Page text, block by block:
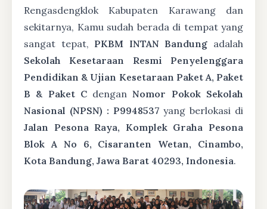
Rengasdengklok Kabupaten Karawang dan
sekitarnya, Kamu sudah berada di tempat yang
sangat tepat, PKBM INTAN Bandung adalah
Sekolah Kesetaraan Resmi Penyelenggara
Pendidikan & Ujian Kesetaraan Paket A, Paket
B & Paket CdenganNomor Pokok Sekolah
Nasional (NPSN) : P9948537 yang berlokasi di
Jalan Pesona Raya, Komplek Graha Pesona
Blok A No 6, Cisaranten Wetan, Cinambo,
Kota Bandung, Jawa Barat 40293, Indonesia.